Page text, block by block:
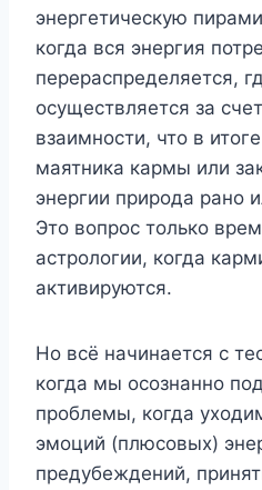
энергетическую
когда вся энергия
перераспределяется,
осуществляется за
взаимности, что в
маятника кармы или
энергии природа рано
Это вопрос только
астрологии, когда
активируются.
Но всё начинается с
когда мы осознанно
проблемы, когда
эмоций (плюсовых)
предубеждений,